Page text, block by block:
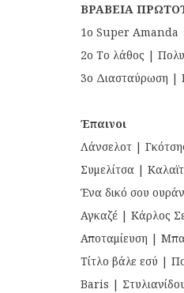
ΒΡΑΒΕΙΑ
1ο Super Amanda
2ο Το λάθος |
3ο Διασταύρωση |
Έπαινοι
Λάνσελοτ |
Συμελίτσα |
Ένα δικό σου
Αγκαζέ | Κάρλος
Αποταμίευση |
Τίτλο βάλε εσύ |
Baris |